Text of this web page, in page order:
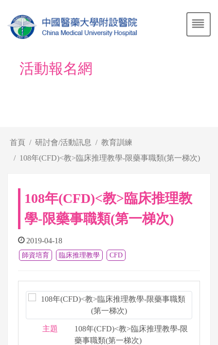
活動報名網
首頁 研討會/活動訊息
教育訓練
108年(CFD)<教>臨床推理教學-限藥事職類(第一梯次)
108年(CFD)<教>臨床推理教
學-限藥事職類(第一梯次)
2019-04-18
師資培育 臨床推理教學 CFD
主題
108年(CFD)<教>臨床推理教學-限
藥事職類(第一梯次)